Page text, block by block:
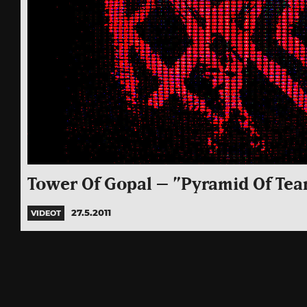
Tower Of Gopal – ”Pyramid Of
VIDEOT 27.5.2011